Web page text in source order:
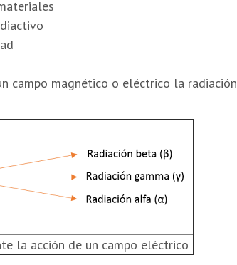
campo magnético o eléctrico la radiación
la acción de un campo eléctrico